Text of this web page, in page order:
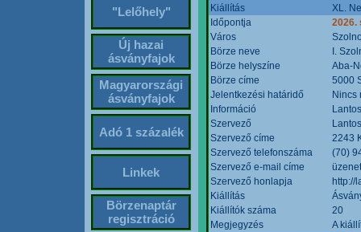
"Lelőhely"
Új hazai
ásványfajok
Magyarországi
ásványfajok
Adó 1 százalék
Linkek
Börzenaptár
regisztráció
Kiállítás
XL.
Időpontja
2026.
Város
Börze neve
I.
Börze helyszíne
Aba-
Börze címe
5000
Jelentkezési határidő
Nincs
Információ
Szervező
Szervező címe
2243
Szervező telefonszáma
(70)
Szervező e-mail címe
Szervező honlapja
http://
Kiállítás
Kiállítók száma
20
Megjegyzés
A